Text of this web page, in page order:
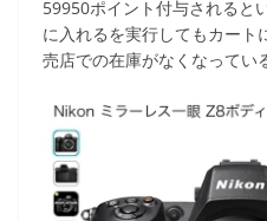
59950ポイント付与されると
に入れるを実行してもカート
売店での在庫がなくなってい